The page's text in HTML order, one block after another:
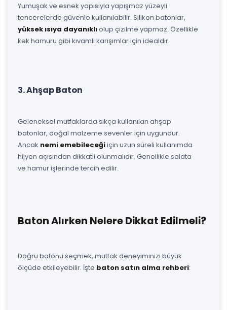
Yumuşak ve esnek yapısıyla yapışmaz yüzeyli
tencerelerde güvenle kullanılabilir. Silikon batonlar,
yüksek ısıya dayanıklıolup çizilme yapmaz. Özellikle
kek hamuru gibi kıvamlı karışımlar için idealdir.
3. Ahşap Baton
Geleneksel mutfaklarda sıkça kullanılan ahşap
batonlar, doğal malzeme sevenler için uygundur.
Ancak nemi emebileceğiiçin uzun süreli kullanımda
hijyen açısından dikkatli olunmalıdır. Genellikle salata
ve hamur işlerinde tercih edilir.
Baton Alırken Nelere Dikkat Edilmeli?
Doğru batonu seçmek, mutfak deneyiminizi büyük
ölçüde etkileyebilir. İşte baton satın alma rehberi: